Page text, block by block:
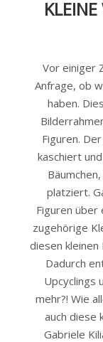
Vor einiger
Anfrage, ob
haben.
Figuren.
kaschiert
platziert.
Figuren über
zugehörige
diesen kleinen
Dadurch
Upcyclings
mehr?! Wie
auch diese
Gabriele